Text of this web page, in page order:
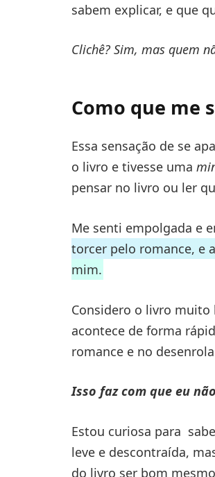
sabem explicar, e que
Clichê? Sim, mas quem
Como que me
Essa sensação de se
o livro e tivesse uma
pensar no livro ou ler
Me senti empolgada e
torcer pelo romance, e
mim.
Considero o livro
acontece de forma
romance e no
Isso faz com que eu
Estou curiosa para
leve e descontraída,
do livro ser bom